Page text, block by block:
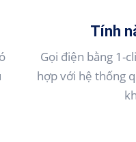
Tính
Gọi điện bằng 1-
hợp với hệ thống